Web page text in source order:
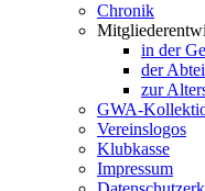
Chronik
in der
der
zur
GWA-
Vereinslogos
Klubkasse
Impressum